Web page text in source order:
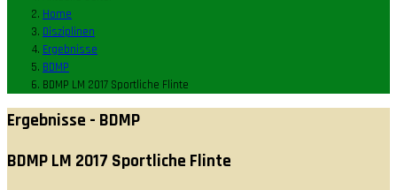
Home
Disziplinen
Ergebnisse
BDMP
BDMP LM 2017 Sportliche Flinte
Ergebnisse - BDMP
BDMP LM 2017 Sportliche Flinte